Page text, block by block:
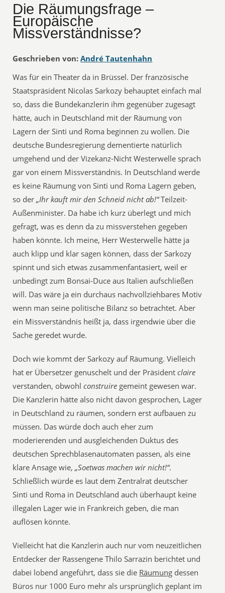
Die Räumungsfrage –
Europäische
Missverständnisse?
Geschrieben von: André Tautenhahn
Was für ein Theater da in Brüssel. Der französische
Staatspräsident Nicolas Sarkozy behauptet einfach mal
so, dass die Bundekanzlerin ihm gegenüber zugesagt
hätte, auch in Deutschland mit der Räumung von
Lagern der Sinti und Roma beginnen zu wollen. Die
deutsche Bundesregierung dementierte natürlich
umgehend und der Vizekanz-Nicht Westerwelle sprach
gar von einem Missverständnis. In Deutschland werde
es keine Räumung von Sinti und Roma Lagern geben,
so der„Ihr kauft mir den Schneid nicht ab!“Teilzeit-
Außenminister. Da habe ich kurz überlegt und mich
gefragt, was es denn da zu missverstehen gegeben
haben könnte. Ich meine, Herr Westerwelle hätte ja
auch klipp und klar sagen können, dass der Sarkozy
spinnt und sich etwas zusammenfantasiert, weil er
unbedingt zum Bonsai-Duce aus Italien aufschließen
will. Das wäre ja ein durchaus nachvollziehbares Motiv
wenn man seine politische Bilanz so betrachtet. Aber
ein Missverständnis heißt ja, dass irgendwie über die
Sache geredet wurde.
Doch wie kommt der Sarkozy auf Räumung. Vielleich
hat er Übersetzer genuschelt und der Präsidentclaire
verstanden, obwohlconstruire gemeint gewesen war.
Die Kanzlerin hätte also nicht davon gesprochen, Lager
in Deutschland zu räumen, sondern erst aufbauen zu
müssen. Das würde doch auch eher zum
moderierenden und ausgleichenden Duktus des
deutschen Sprechblasenautomaten passen, als eine
klare Ansage wie,„Soetwas machen wir nicht!“.
Schließlich würde es laut dem Zentralrat deutscher
Sinti und Roma in Deutschland auch überhaupt keine
illegalen Lager wie in Frankreich geben, die man
auflösen könnte.
Vielleicht hat die Kanzlerin auch nur vom neuzeitlichen
Entdecker der Rassengene Thilo Sarrazin berichtet und
dabei lobend angeführt, dass sie die Räumung dessen
Büros nur 1000 Euro mehr als ursprünglich geplant im